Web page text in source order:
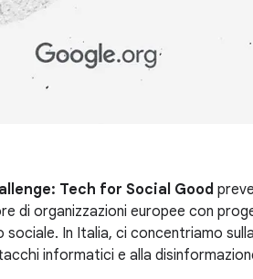
Tech for Social Good
di organizzazioni europee con
In Italia, ci concentriamo
informatici e alla